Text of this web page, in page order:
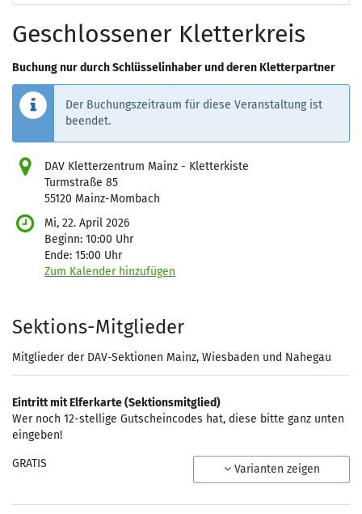
Geschlossener Kletterkreis
Buchung nur durch Schlüsselinhaber und deren Kletterpartner
Der Buchungszeitraum für diese Veranstaltung ist
beendet.
DAV Kletterzentrum Mainz - Kletterkiste
Turmstraße 85
55120 Mainz-Mombach
Mi, 22. April 2026
Beginn: 10:00 Uhr
Ende: 15:00 Uhr
Zum Kalender hinzufügen
Produkte
Sektions-Mitglieder
Mitglieder der DAV-Sektionen Mainz, Wiesbaden und Nahegau
Eintritt mit Elferkarte (Sektionsmitglied)
Wer noch 12-stellige Gutscheincodes hat, diese bitte ganz unten
eingeben!
GRATIS Varianten zeigen